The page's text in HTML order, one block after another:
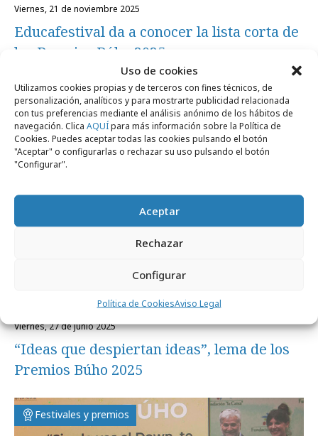
Uso de cookies
Utilizamos cookies propias y de terceros con fines técnicos, de
personalización, analíticos y para mostrarte publicidad relacionada
con tus preferencias mediante el análisis anónimo de los hábitos de
navegación. Clica AQUÍpara más información sobre la Política de
Cookies. Puedes aceptar todas las cookies pulsando el botón
"Aceptar" o configurarlas o rechazar su uso pulsando el botón
"Configurar".
Aceptar
Rechazar
Configurar
Política de CookiesAviso Legal
viernes, 21 de noviembre 2025
Educafestival da a conocer la lista corta de
los Premios Búho 2025
Festivales y premios
viernes, 27 de junio 2025
“Ideas que despiertan ideas”, lema de los
Premios Búho 2025
Festivales y premios